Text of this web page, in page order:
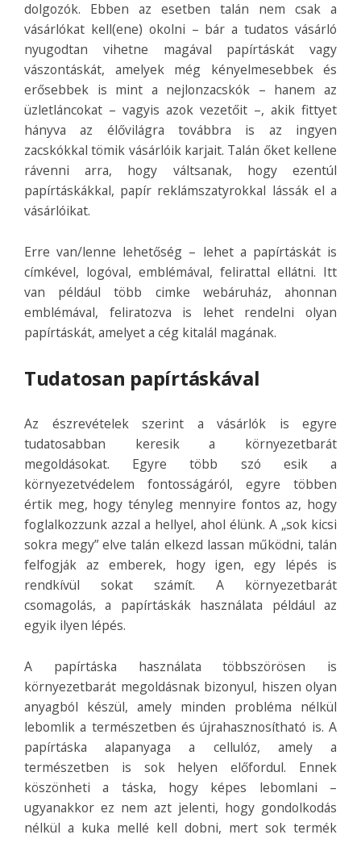
dolgozók. Ebben az esetben talán nem csak a
vásárlókat kell(ene) okolni – bár a tudatos vásárló
nyugodtan vihetne magával papírtáskát vagy
vászontáskát, amelyek még kényelmesebbek és
erősebbek is mint a nejlonzacskók – hanem az
üzletláncokat – vagyis azok vezetőit –, akik fittyet
hányva az élővilágra továbbra is az ingyen
zacskókkal tömik vásárlóik karjait. Talán őket kellene
rávenni arra, hogy váltsanak, hogy ezentúl
papírtáskákkal, papír reklámszatyrokkal lássák el a
vásárlóikat.
Erre van/lenne lehetőség – lehet a papírtáskát is
címkével, logóval, emblémával, felirattal ellátni. Itt
van például több cimke webáruház, ahonnan
emblémával, feliratozva is lehet rendelni olyan
papírtáskát, amelyet a cég kitalál magának.
Tudatosan papírtáskával
Az észrevételek szerint a vásárlók is egyre
tudatosabban keresik a környezetbarát
megoldásokat. Egyre több szó esik a
környezetvédelem fontosságáról, egyre többen
értik meg, hogy tényleg mennyire fontos az, hogy
foglalkozzunk azzal a hellyel, ahol élünk. A „sok kicsi
sokra megy” elve talán elkezd lassan működni, talán
felfogják az emberek, hogy igen, egy lépés is
rendkívül sokat számít. A környezetbarát
csomagolás, a papírtáskák használata például az
egyik ilyen lépés.
A papírtáska használata többszörösen is
környezetbarát megoldásnak bizonyul, hiszen olyan
anyagból készül, amely minden probléma nélkül
lebomlik a természetben és újrahasznosítható is. A
papírtáska alapanyaga a cellulóz, amely a
természetben is sok helyen előfordul. Ennek
köszönheti a táska, hogy képes lebomlani –
ugyanakkor ez nem azt jelenti, hogy gondolkodás
nélkül a kuka mellé kell dobni, mert sok termék